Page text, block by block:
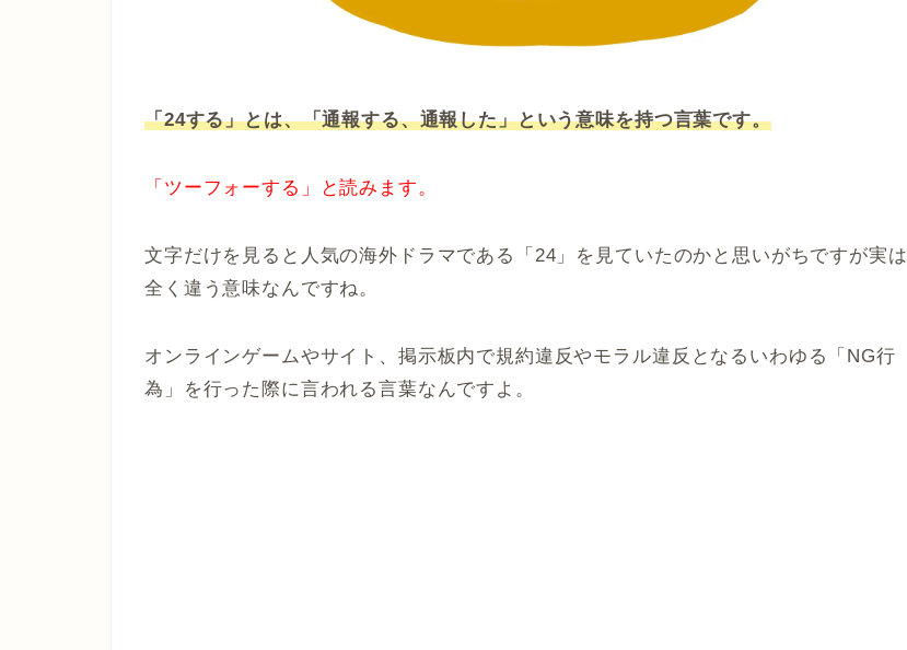
「24する」とは、「通報する、通報した」という意味を持つ言葉です。
「ツーフォーする」と読みます。
文字だけを見ると人気の海外ドラマである「24」を見ていたのかと思いがちですが実は
全く違う意味なんですね。
オンラインゲームやサイト、掲示板内で規約違反やモラル違反となるいわゆる「NG行
為」を行った際に言われる言葉なんですよ。